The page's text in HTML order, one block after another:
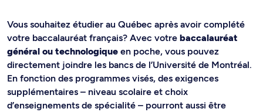
Vous souhaitez étudier au Québec après avoir complété
votre baccalauréat français? Avec votre baccalauréat
général ou technologique en poche, vous pouvez
directement joindre les bancs de l’Université de Montréal.
En fonction des programmes visés, des exigences
supplémentaires – niveau scolaire et choix
d’enseignements de spécialité – pourront aussi être